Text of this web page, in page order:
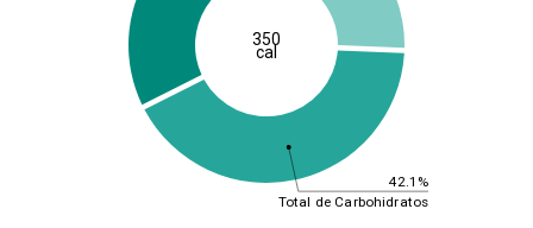
42.1%
Total de Carbohidratos
350
cal